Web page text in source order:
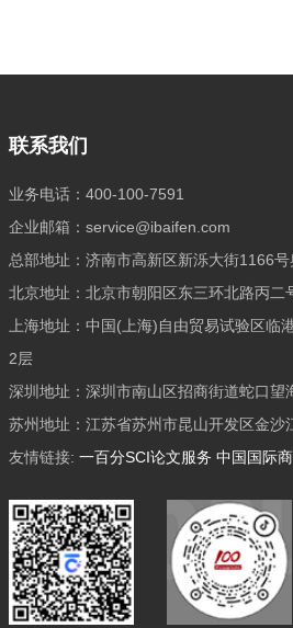
联系我们
业务电话：400-100-7591
企业邮箱：service@ibaifen.com
总部地址：济南市高新区新泺大街1166
北京地址：北京市朝阳区东三环北路丙二
上海地址：中国(上海)自由贸易试验区临
2层
深圳地址：深圳市南山区招商街道蛇口望
苏州地址：江苏省苏州市昆山开发区金沙
友情链接: 一百分SCI论文服务 中国国际